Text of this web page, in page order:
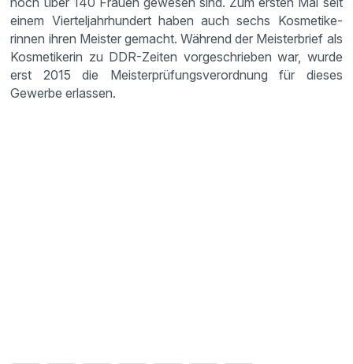
einem Viertel­jahr­hun­dert haben auch sechs Kosme­ti­ke­
rinnen ihren Meister gemacht. Während der Meister­brief als
Kosme­ti­kerin zu DDR-Zeiten vorge­schrieben war, wurde
erst 2015 die Meister­prü­fungs­ver­ord­nung für dieses
Gewerbe erlassen.